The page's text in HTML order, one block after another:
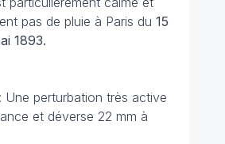
pas de pluie à Paris du 15
1893.
: Une perturbation très active
et déverse 22 mm à